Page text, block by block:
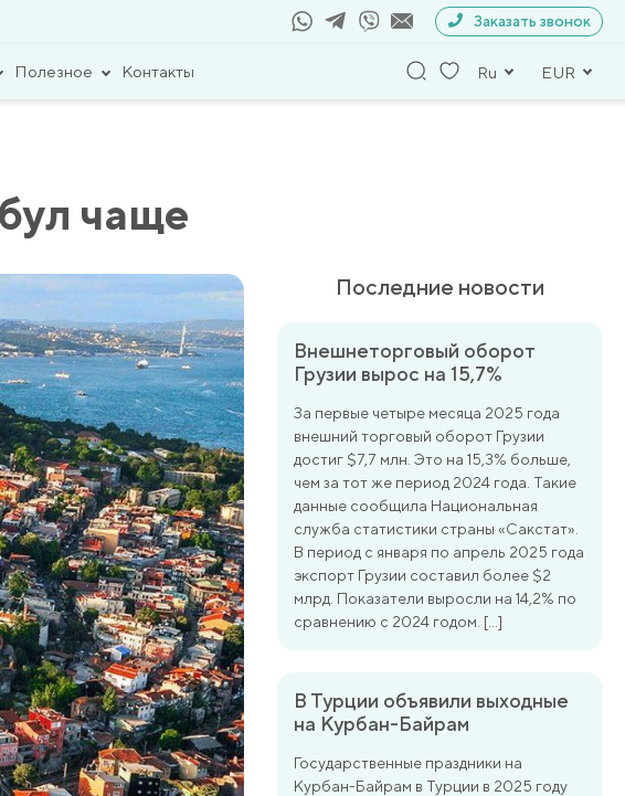
Заказать звонок
Полезное Контакты Ru EUR
чаще
Последние новости
Внешнеторговый оборот
Грузии вырос на 15,7%
За первые четыре месяца 2025 года
внешний торговый оборот Грузии
достиг $7,7 млн. Это на 15,3% больше,
чем за тот же период 2024 года. Такие
данные сообщила Национальная
служба статистики страны «Сакстат».
В период с января по апрель 2025 года
экспорт Грузии составил более $2
млрд. Показатели выросли на 14,2% по
сравнению с 2024 годом. […]
В Турции объявили выходные
на Курбан-Байрам
Государственные праздники на
Курбан-Байрам в Турции в 2025 году